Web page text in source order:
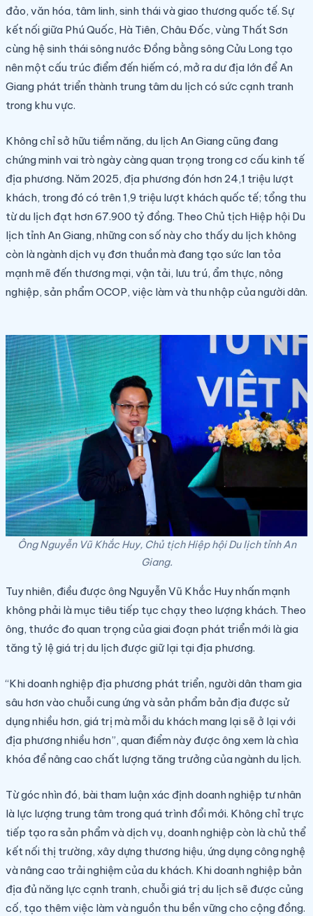
đảo, văn hóa, tâm linh, sinh thái và giao thương quốc tế. Sự
kết nối giữa Phú Quốc, Hà Tiên, Châu Đốc, vùng Thất Sơn
cùng hệ sinh thái sông nước Đồng bằng sông Cửu Long tạo
nên một cấu trúc điểm đến hiếm có, mở ra dư địa lớn để An
Giang phát triển thành trung tâm du lịch có sức cạnh tranh
trong khu vực.
Không chỉ sở hữu tiềm năng, du lịch An Giang cũng đang
chứng minh vai trò ngày càng quan trọng trong cơ cấu kinh tế
địa phương. Năm 2025, địa phương đón hơn 24,1 triệu lượt
khách, trong đó có trên 1,9 triệu lượt khách quốc tế; tổng thu
từ du lịch đạt hơn 67.900 tỷ đồng. Theo Chủ tịch Hiệp hội Du
lịch tỉnh An Giang, những con số này cho thấy du lịch không
còn là ngành dịch vụ đơn thuần mà đang tạo sức lan tỏa
mạnh mẽ đến thương mại, vận tải, lưu trú, ẩm thực, nông
nghiệp, sản phẩm OCOP, việc làm và thu nhập của người dân.
Ông Nguyễn Vũ Khắc Huy, Chủ tịch Hiệp hội Du lịch tỉnh An
Giang.
Tuy nhiên, điều được ông Nguyễn Vũ Khắc Huy nhấn mạnh
không phải là mục tiêu tiếp tục chạy theo lượng khách. Theo
ông, thước đo quan trọng của giai đoạn phát triển mới là gia
tăng tỷ lệ giá trị du lịch được giữ lại tại địa phương.
“Khi doanh nghiệp địa phương phát triển, người dân tham gia
sâu hơn vào chuỗi cung ứng và sản phẩm bản địa được sử
dụng nhiều hơn, giá trị mà mỗi du khách mang lại sẽ ở lại với
địa phương nhiều hơn”, quan điểm này được ông xem là chìa
khóa để nâng cao chất lượng tăng trưởng của ngành du lịch.
Từ góc nhìn đó, bài tham luận xác định doanh nghiệp tư nhân
là lực lượng trung tâm trong quá trình đổi mới. Không chỉ trực
tiếp tạo ra sản phẩm và dịch vụ, doanh nghiệp còn là chủ thể
kết nối thị trường, xây dựng thương hiệu, ứng dụng công nghệ
và nâng cao trải nghiệm của du khách. Khi doanh nghiệp bản
địa đủ năng lực cạnh tranh, chuỗi giá trị du lịch sẽ được củng
cố, tạo thêm việc làm và nguồn thu bền vững cho cộng đồng.